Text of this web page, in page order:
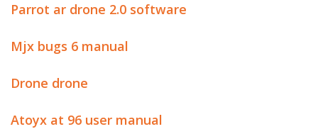
Parrot ar drone 2.0 software
Mjx bugs 6 manual
Drone drone
Atoyx at 96 user manual